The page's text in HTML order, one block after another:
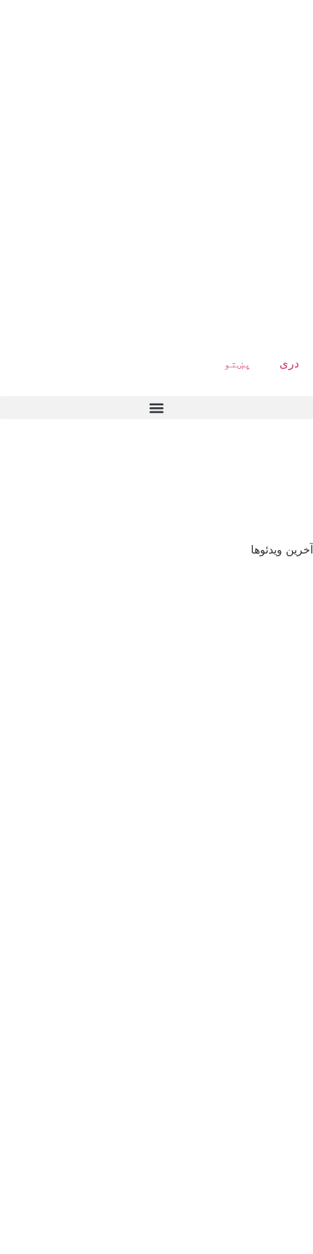
دری پښتو
آخرین ویدئوها